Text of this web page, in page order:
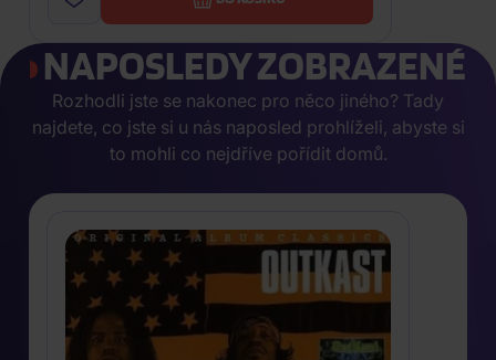
NAPOSLEDY ZOBRAZENÉ
Rozhodli jste se nakonec pro něco jiného? Tady
najdete, co jste si u nás naposled prohlíželi, abyste si
to mohli co nejdříve pořídit domů.